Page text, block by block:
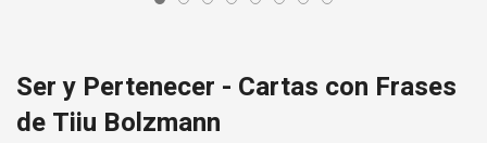
Ser y Pertenecer - Cartas con Frases
de Tiiu Bolzmann